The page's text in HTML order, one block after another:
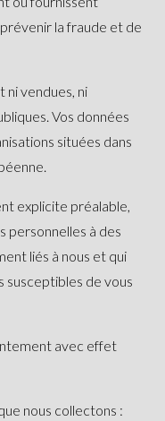
la fraude et de
ni vendues, ni
Vos données
situées dans
explicite préalable,
personnelles à des
liés à nous et qui
susceptibles de vous
avec effet
nous collectons :